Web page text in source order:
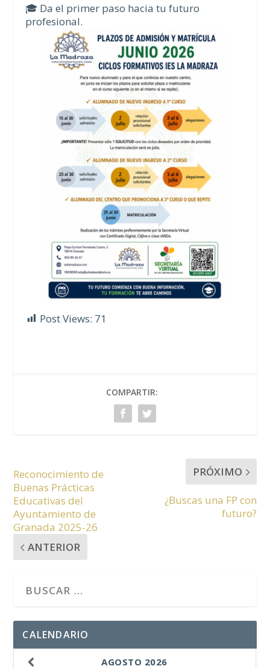
🎓 Da el primer paso hacia tu futuro
profesional.
Post Views: 71
COMPARTIR:
Reconocimiento de
Buenas Prácticas
Educativas del
Ayuntamiento de
Granada 2025-26
ANTERIOR
PRÓXIMO
¿Buscas una FP con
futuro?
CALENDARIO
AGOSTO 2026